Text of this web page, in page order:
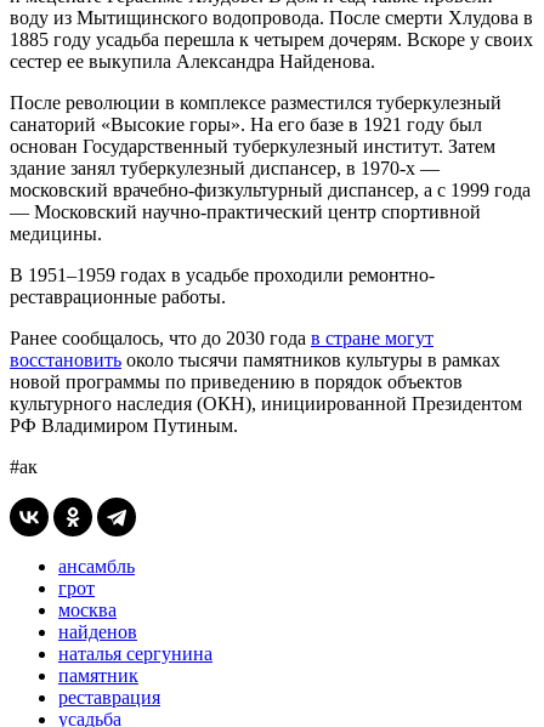
воду из Мытищинского водопровода. После смерти Хлудова в
1885 году усадьба перешла к четырем дочерям. Вскоре у своих
сестер ее выкупила Александра Найденова.
После революции в комплексе разместился туберкулезный
санаторий «Высокие горы». На его базе в 1921 году был
основан Государственный туберкулезный институт. Затем
здание занял туберкулезный диспансер, в 1970-х —
московский врачебно-физкультурный диспансер, а с 1999 года
— Московский научно-практический центр спортивной
медицины.
В 1951–1959 годах в усадьбе проходили ремонтно-
реставрационные работы.
Ранее сообщалось, что до 2030 года в стране могут
восстановить около тысячи памятников культуры в рамках
новой программы по приведению в порядок объектов
культурного наследия (ОКН), инициированной Президентом
РФ Владимиром Путиным.
#ак
ансамбль
грот
москва
найденов
наталья сергунина
памятник
реставрация
усадьба